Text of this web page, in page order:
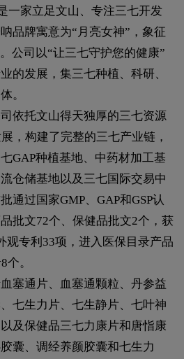
一家立足文山、专注三七开发
品牌寓意为“月亮女神”，象征
公司以“让三七守护您的健康”
的发展，集三七种植、科研、
。
依托文山得天独厚的三七资源
，构建了完整的三七产业链，
GAP种植基地、中药材加工基
仓储基地以及三七国际交易中
通过国家GMP、GAP和GSP认
批文72个、保健品批文2个，获
观专利33项，进入医保目录产品
。
塞通片、血塞通颗粒、丹参益
七生力片、七生静片、七叶神
及保健品三七力康片和唐恉康
囊、调经养颜胶囊和七生力